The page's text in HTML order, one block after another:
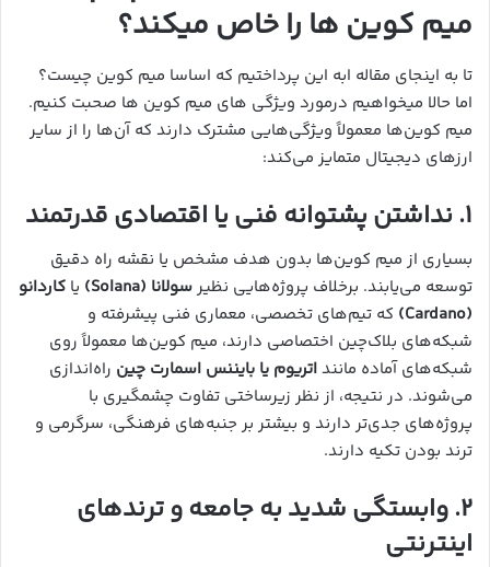
میم کوین ها را خاص میکند؟
تا به اینجای مقاله ابه این پرداختیم که اساسا میم کوین چیست؟
اما حالا میخواهیم درمورد ویژگی های میم کوین ها صحبت کنیم.
میم کوین‌ها معمولاً ویژگی‌هایی مشترک دارند که آن‌ها را از سایر
ارزهای دیجیتال متمایز می‌کند:
۱. نداشتن پشتوانه فنی یا اقتصادی قدرتمند
بسیاری از میم کوین‌ها بدون هدف مشخص یا نقشه راه دقیق
توسعه می‌یابند. برخلاف پروژه‌هایی نظیرسولانا (Solana) یا کاردانو
(Cardano)
که تیم‌های تخصصی، معماری فنی پیشرفته و
شبکه‌های بلاک‌چین اختصاصی دارند، میم کوین‌ها معمولاً روی
شبکه‌های آماده ماننداتریوم یا بایننس اسمارت چین راه‌اندازی
می‌شوند. در نتیجه، از نظر زیرساختی تفاوت چشمگیری با
پروژه‌های جدی‌تر دارند و بیشتر بر جنبه‌های فرهنگی، سرگرمی و
ترند بودن تکیه دارند.
۲. وابستگی شدید به جامعه و ترندهای
اینترنتی